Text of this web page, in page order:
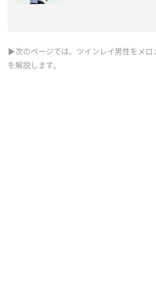
▶次のページでは、ツインレイ男性をメロ
を解説します。